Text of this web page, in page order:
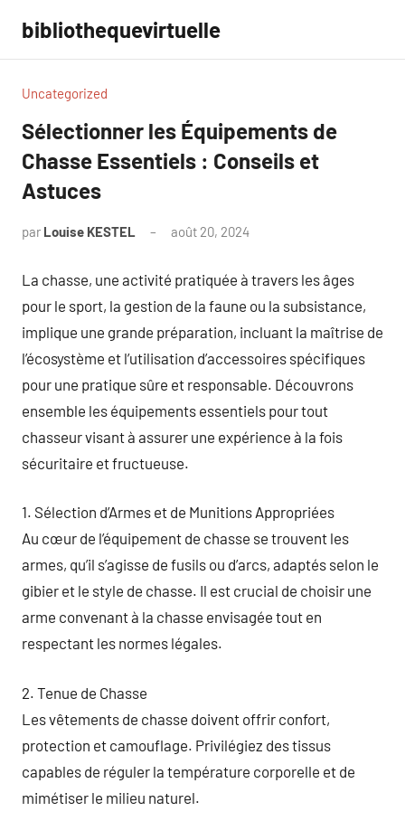
contenu
bibliothequevirtuelle
Uncategorized
Sélectionner les Équipements de
Chasse Essentiels : Conseils et
Astuces
par Louise KESTEL août 20, 2024
La chasse, une activité pratiquée à travers les âges
pour le sport, la gestion de la faune ou la subsistance,
implique une grande préparation, incluant la maîtrise de
l’écosystème et l’utilisation d’accessoires spécifiques
pour une pratique sûre et responsable. Découvrons
ensemble les équipements essentiels pour tout
chasseur visant à assurer une expérience à la fois
sécuritaire et fructueuse.
1. Sélection d’Armes et de Munitions Appropriées
Au cœur de l’équipement de chasse se trouvent les
armes, qu’il s’agisse de fusils ou d’arcs, adaptés selon le
gibier et le style de chasse. Il est crucial de choisir une
arme convenant à la chasse envisagée tout en
respectant les normes légales.
2. Tenue de Chasse
Les vêtements de chasse doivent offrir confort,
protection et camouflage. Privilégiez des tissus
capables de réguler la température corporelle et de
mimétiser le milieu naturel.